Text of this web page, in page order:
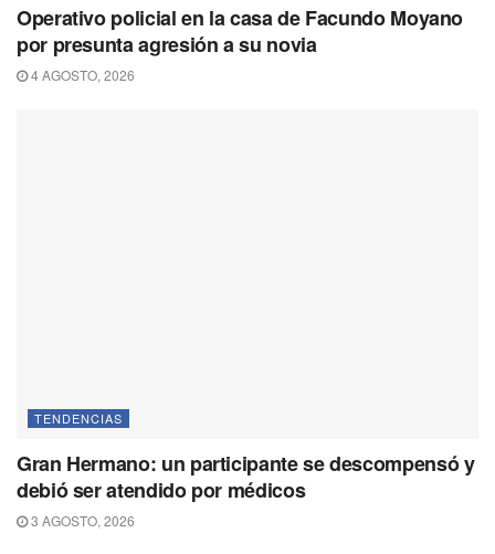
Operativo policial en la casa de Facundo Moyano
por presunta agresión a su novia
4 AGOSTO, 2026
TENDENCIAS
Gran Hermano: un participante se descompensó y
debió ser atendido por médicos
3 AGOSTO, 2026